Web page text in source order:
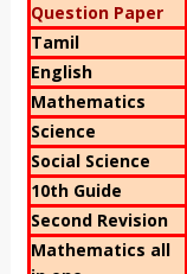
Question Paper
Tamil
English
Mathematics
Science
Social Science
10th Guide
Second Revision
Mathematics all